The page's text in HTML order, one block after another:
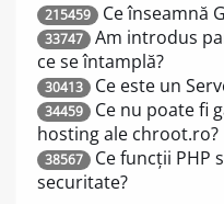
215459 Ce înseamnă
33747
Am introdus
ce se întamplă?
30413 Ce este un
34459
Ce nu poate fi
hosting ale chroot.ro?
38567
Ce funcții PHP
securitate?